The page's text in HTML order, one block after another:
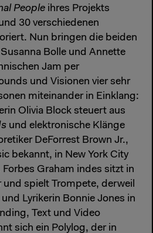
People ihres Projekts
30 verschiedenen
Nun bringen die beiden
Bolle und Annette
Jam per
und Visionen vier sehr
miteinander in Einklang:
Olivia Block steuert aus
und elektronische Klänge
DeForrest Brown Jr.,
bekannt, in New York City
Graham indes sitzt in
spielt Trompete, derweil
Lyrikerin Bonnie Jones in
Text und Video
sich ein Polylog, der in